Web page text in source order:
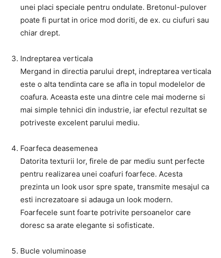
unei placi speciale pentru ondulate. Bretonul-pulover
poate fi purtat in orice mod doriti, de ex. cu ciufuri sau
chiar drept.
Indreptarea verticala
Mergand in directia parului drept, indreptarea verticala
este o alta tendinta care se afla in topul modelelor de
coafura. Aceasta este una dintre cele mai moderne si
mai simple tehnici din industrie, iar efectul rezultat se
potriveste excelent parului mediu.
Foarfeca deasemenea
Datorita texturii lor, firele de par mediu sunt perfecte
pentru realizarea unei coafuri foarfece. Acesta
prezinta un look usor spre spate, transmite mesajul ca
esti increzatoare si adauga un look modern.
Foarfecele sunt foarte potrivite persoanelor care
doresc sa arate elegante si sofisticate.
Bucle voluminoase